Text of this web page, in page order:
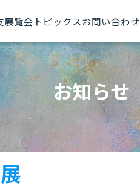
展覧会トピックスお問い合わせ
お知らせ